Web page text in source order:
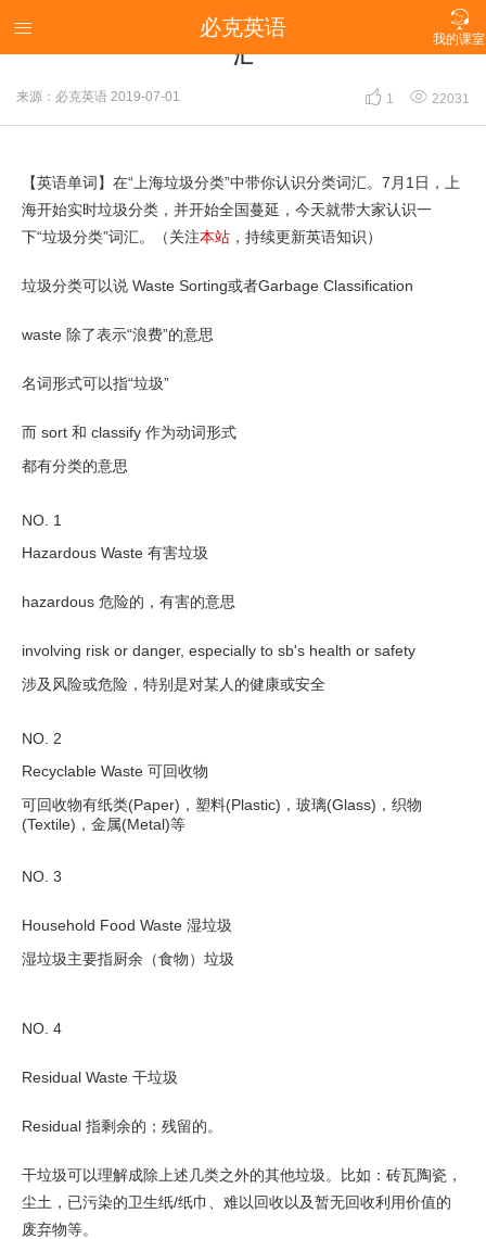

我的课室
 必克英语
【英语单词】在“上海垃圾分类”中带你认识分类词
汇
来源：必克英语 2019-07-01  1  22031
【英语单词】在“上海垃圾分类”中带你认识分类词汇。7月1日，上
海开始实时垃圾分类，并开始全国蔓延，今天就带大家认识一
下“垃圾分类”词汇。（关注本站 ，持续更新英语知识）
垃圾分类可以说 Waste Sorting或者Garbage Classification
waste 除了表示“浪费”的意思
名词形式可以指“垃圾”
而 sort 和 classify 作为动词形式
都有分类的意思
NO. 1
Hazardous Waste 有害垃圾
hazardous 危险的，有害的意思
involving risk or danger, especially to sb's health or safety
涉及风险或危险，特别是对某人的健康或安全
NO. 2
Recyclable Waste 可回收物
可回收物有纸类(Paper)，塑料(Plastic)，玻璃(Glass)，织物
(Textile)，金属(Metal)等
NO. 3
Household Food Waste 湿垃圾
湿垃圾主要指厨余（食物）垃圾
NO. 4
Residual Waste 干垃圾
Residual 指剩余的；残留的。
干垃圾可以理解成除上述几类之外的其他垃圾。比如：砖瓦陶瓷，
尘土，已污染的卫生纸/纸巾、难以回收以及暂无回收利用价值的
废弃物等。